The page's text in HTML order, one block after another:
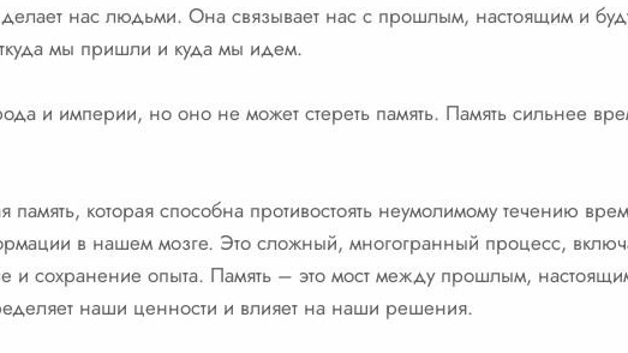
нас людьми. Она связывает нас с прошлым, настоящим и
мы пришли и куда мы идем.
и империи, но оно не может стереть память. Память сильнее
память, которая способна противостоять неумолимому течению
в нашем мозге. Это сложный, многогранный процесс,
и сохранение опыта. Память – это мост между прошлым,
наши ценности и влияет на наши решения.